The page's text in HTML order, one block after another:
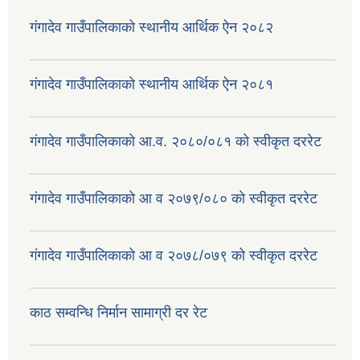
गंगादेव गाउँपालिकाको स्थानीय आर्थिक ऐन २०८२
गंगादेव गाउँपालिकाको स्थानीय आर्थिक ऐन २०८१
गंगादेव गाउँपालिकाको आ.व. २०८०/०८१ को स्वीकृत दररेट
गंगादेव गाउँपालिकाको आ व २०७९/०८० को स्वीकृत दररेट
गंगादेव गाउँपालिकाको आ व २०७८/०७९ को स्वीकृत दररेट
काठ सम्वन्धि निर्मान सामाग्री दर रेट